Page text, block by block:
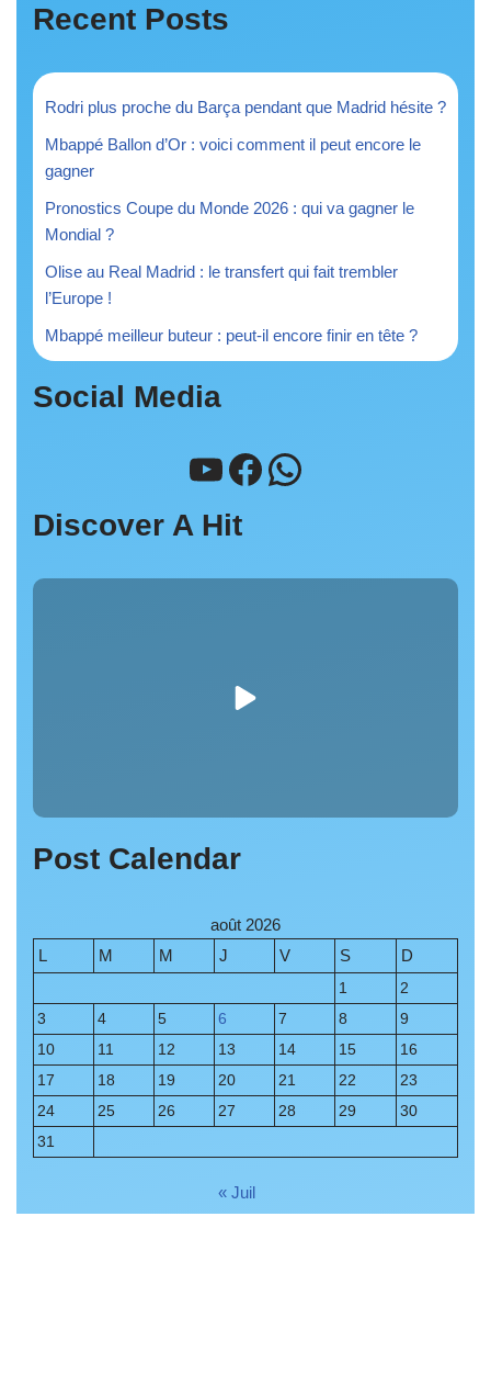
Recent Posts
Rodri plus proche du Barça pendant que Madrid hésite ?
Mbappé Ballon d’Or : voici comment il peut encore le
gagner
Pronostics Coupe du Monde 2026 : qui va gagner le
Mondial ?
Olise au Real Madrid : le transfert qui fait trembler
l’Europe !
Mbappé meilleur buteur : peut-il encore finir en tête ?
Social Media
Discover A Hit
Post Calendar
août 2026
L
M M J V S D
1
2
3
4 5 6 7 8
9
10
11 12 13 14 15
16
17
18 19 20 21 22
23
24
25 26 27 28 29
30
31
« Juil